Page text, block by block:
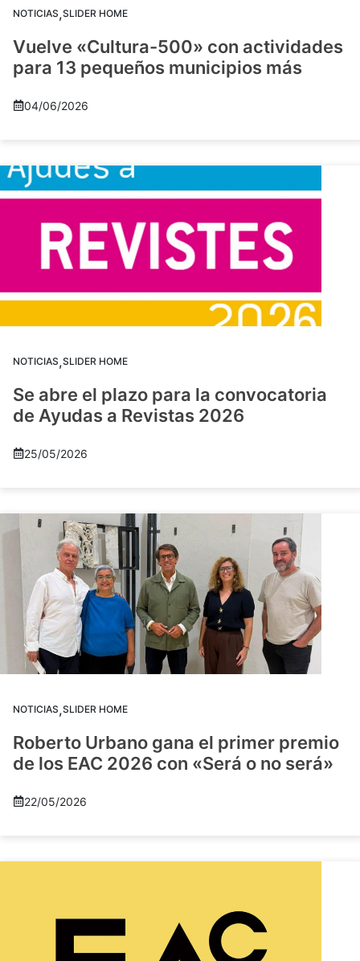
NOTICIAS,SLIDER HOME
Vuelve «Cultura-500» con actividades
para 13 pequeños municipios más
04/06/2026
NOTICIAS,SLIDER HOME
Se abre el plazo para la convocatoria
de Ayudas a Revistas 2026
25/05/2026
NOTICIAS,SLIDER HOME
Roberto Urbano gana el primer premio
de los EAC 2026 con «Será o no será»
22/05/2026